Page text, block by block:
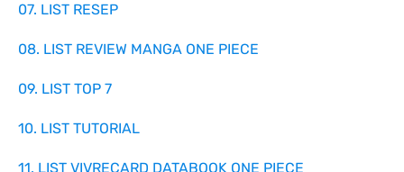
07. LIST RESEP
08. LIST REVIEW MANGA ONE PIECE
09. LIST TOP 7
10. LIST TUTORIAL
11. LIST VIVRECARD DATABOOK ONE PIECE